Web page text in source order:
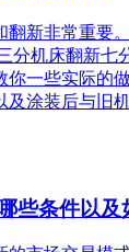
翻新非常重要
分机床翻新七
你一些实际的
及涂装后与旧
些条件以